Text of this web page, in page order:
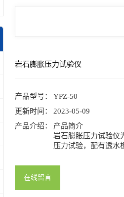
岩石膨胀压力试验仪
产品型号：
YPZ-50
更新时间：
2023-05-09
产品介绍：
产品简介
岩石膨胀压力试验仪
压力试验，配有透水
在线留言